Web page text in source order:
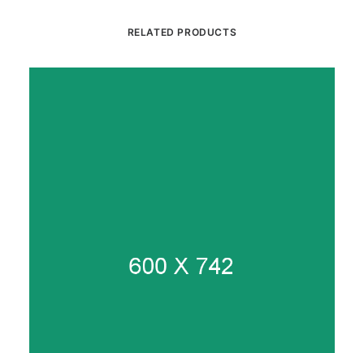
RELATED PRODUCTS